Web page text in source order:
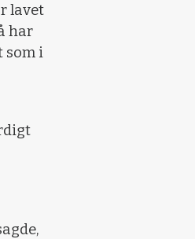
lavet
har
som i